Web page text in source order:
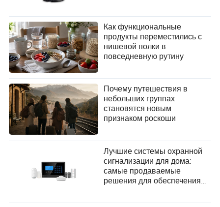
Как функциональные
продукты переместились с
нишевой полки в
повседневную рутину
Почему путешествия в
небольших группах
становятся новым
признаком роскоши
Лучшие системы охранной
сигнализации для дома:
самые продаваемые
решения для обеспечения